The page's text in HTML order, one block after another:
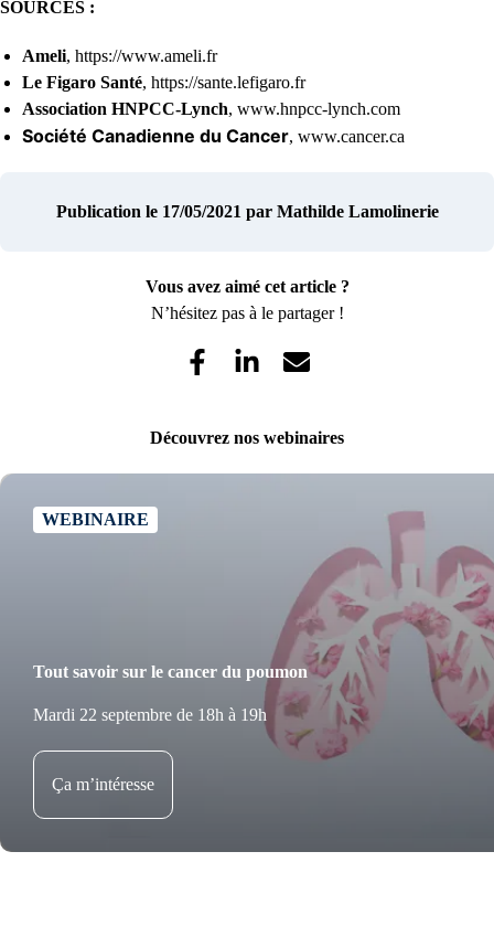
SOURCES :
Ameli, https://www.ameli.fr
Le Figaro Santé, https://sante.lefigaro.fr
Association HNPCC-Lynch, www.hnpcc-lynch.com
Société Canadienne du Cancer, www.cancer.ca
Publication le 17/05/2021 par Mathilde Lamolinerie
Vous avez aimé cet article ?
N’hésitez pas à le partager !
Découvrez nos webinaires
WEBINAIRE
Tout savoir sur le cancer du poumon
Mardi 22 septembre de 18h à 19h
Ça m’intéresse